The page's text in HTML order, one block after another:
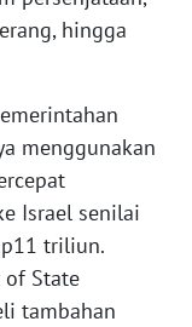
hingga
menggunakan
Israel senilai
triliun.
of State
tambahan